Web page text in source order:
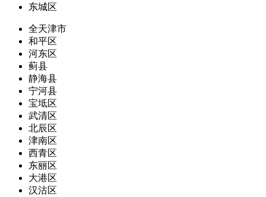
东城区
全天津市
和平区
河东区
蓟县
静海县
宁河县
宝坻区
武清区
北辰区
津南区
西青区
东丽区
大港区
汉沽区